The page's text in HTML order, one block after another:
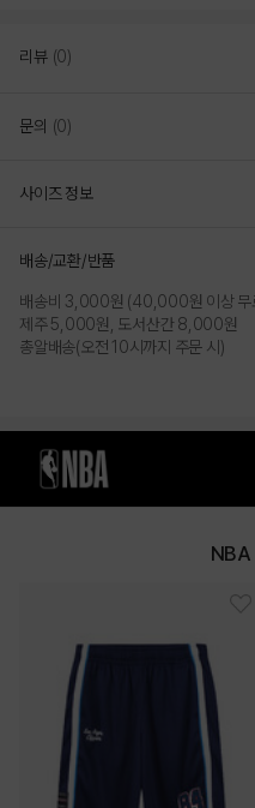
루즈 핏(LOOSE FIT)
등등 헤리티지 감성의 캐쥬얼 연출
- 단단하고 깔끔하며 쿨 원사를 사
안티오염 기능이 있어이염 방지까
리뷰 (0)
문의 (0)
사이즈 정보
배송/교환/반품
배송비 3,000원 (40,000원 이상 무
제주 5,000원, 도서산간 8,000원
총알배송(오전 10시까지 주문 시)
NBA